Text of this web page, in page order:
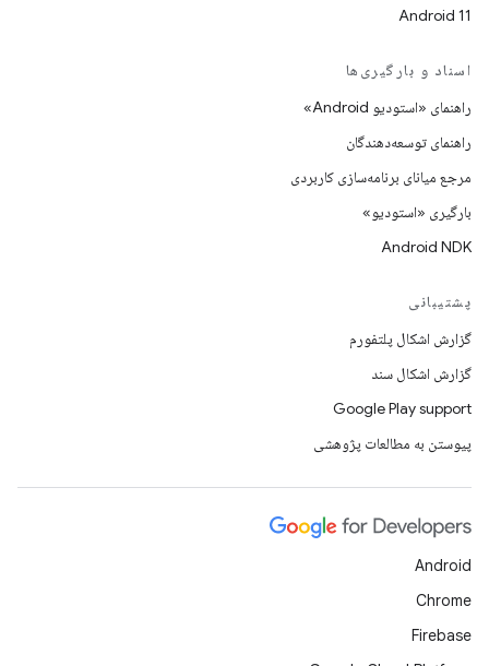
Android 11
اسناد و بارگیری‌ها
راهنمای «استودیو Android»
راهنمای توسعه‌دهندگان
مرجع میانای برنامه‌سازی کاربردی
بارگیری «استودیو»
Android NDK
پشتیبانی
گزارش اشکال پلتفورم
گزارش اشکال سند
Google Play support
پیوستن به مطالعات پژوهشی
Android
Chrome
Firebase